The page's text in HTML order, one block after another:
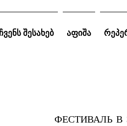
ჩვენს შესახებ აფიშა
ФЕСТИВАЛЬ В